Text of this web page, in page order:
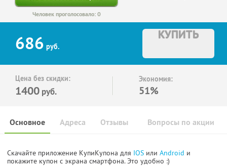
Человек проголосовало: 0
686 руб.
КУПИТЬ
Цена без скидки:
1400 руб.
Экономия:
51%
Основное Отзывы Вопросы по акции
Адреса
Скачайте приложение КупиКупона для IOS или Android и
покажите купон с экрана смартфона. Это удобно :)